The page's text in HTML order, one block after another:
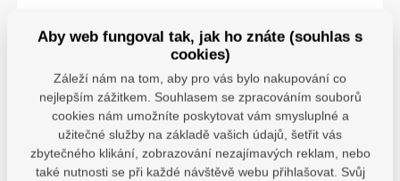
Parametry
Výrobce
PrintLine - DAMEDIS,
s.r.o.; Kaštanová
489/34, Brněnské
Ivanovice, 620 00 Brno;
info@damedis.cz
Aby web fungoval tak, jak ho znáte (souhlas s
cookies)
Záleží nám na tom, aby pro vás bylo nakupování co
nejlepším zážitkem. Souhlasem se zpracováním souborů
cookies nám umožníte poskytovat vám smysluplné a
užitečné služby na základě vašich údajů, šetřit vás
zbytečného klikání, zobrazování nezajímavých reklam, nebo
také nutnosti se při každé návštěvě webu přihlašovat. Svůj